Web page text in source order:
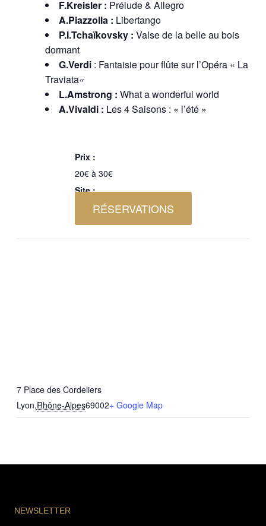
F.Kreisler : Prélude & Allegro
A.Piazzolla : Libertango
P.I.Tchaïkovsky : Valse de la belle au bois
dormant
G.Verdi : Fantaisie pour flûte sur l’Opéra « La
Traviata«
L.Amstrong : What a wonderful world
A.Vivaldi : Les 4 Saisons : « l’été »
Prix :
20€ à 30€
Site :
RÉSERVATIONS
7 Place des Cordeliers
Lyon,Rhône-Alpes69002+ Google Map
NEWSLETTER